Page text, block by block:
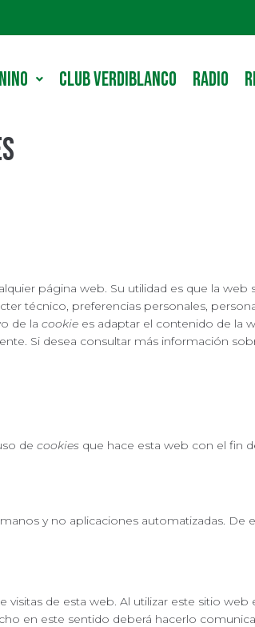
CLUB VERDIBLANCO RADIO
página web. Su utilidad es que la web
técnico, preferencias personales,
de la cookie es adaptar el contenido de la
Si desea consultar más información
de cookies que hace esta web con el fin
y no aplicaciones automatizadas. De
de esta web. Al utilizar este sitio web
en este sentido deberá hacerlo